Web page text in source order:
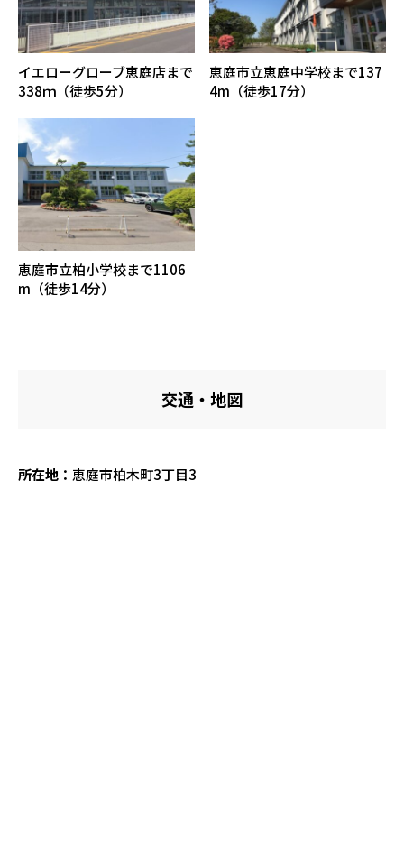
イエローグローブ恵庭店まで
338ｍ（徒歩5分）
恵庭市立恵庭中学校まで137
4m（徒歩17分）
恵庭市立柏小学校まで1106
m（徒歩14分）
交通・地図
所在地： 恵庭市柏木町3丁目3